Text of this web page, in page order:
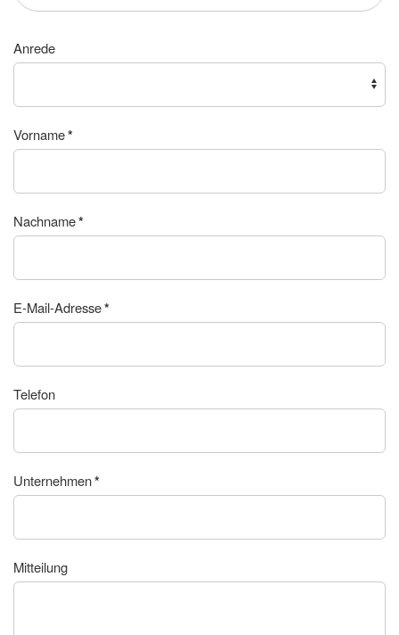
Anrede
Vorname*
Nachname*
E-Mail-Adresse*
Telefon
Unternehmen*
Mitteilung